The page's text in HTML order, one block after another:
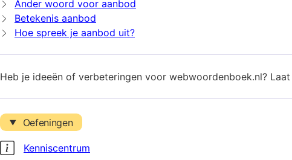
Ander woord voor aanbod
Betekenis aanbod
Hoe spreek je aanbod uit?
Heb je ideeën of verbeteringen voor webwoordenboek.nl?
Oefeningen
Kenniscentrum